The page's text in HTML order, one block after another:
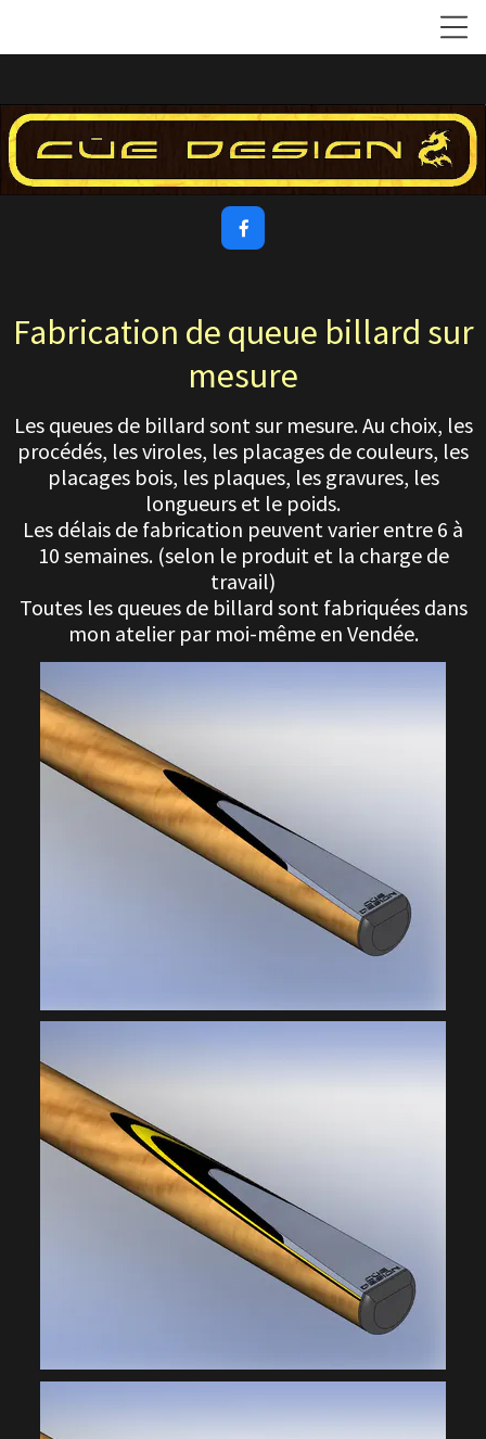

Fabrication de queue billard sur
mesure
Les queues de billard sont sur mesure. Au choix, les
procédés, les viroles, les placages de couleurs, les
placages bois, les plaques, les gravures, les
longueurs et le poids.
Les délais de fabrication peuvent varier entre 6 à
10 semaines. (selon le produit et la charge de
travail)
Toutes les queues de billard sont fabriquées dans
mon atelier par moi-même en Vendée.